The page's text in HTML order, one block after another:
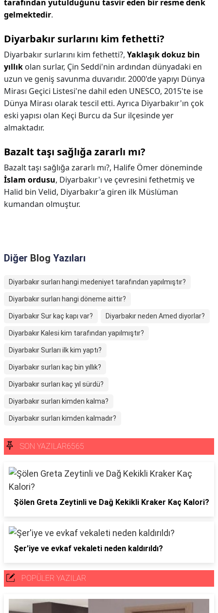
tarafından yutulduğunu tasvir eden bir resme denk
gelmektedir.
Diyarbakır surlarını kim fethetti?
Diyarbakır surlarını kim fethetti?, Yaklaşık dokuz bin
yıllık olan surlar, Çin Seddi'nin ardından dünyadaki en
uzun ve geniş savunma duvarıdır. 2000'de yapıyı Dünya
Mirası Geçici Listesi'ne dahil eden UNESCO, 2015'te ise
Dünya Mirası olarak tescil etti. Ayrıca Diyarbakır'ın çok
eski yapısı olan Keçi Burcu da Sur ilçesinde yer
almaktadır.
Bazalt taşı sağlığa zararlı mı?
Bazalt taşı sağlığa zararlı mı?, Halife Ömer döneminde
İslam ordusu, Diyarbakır'ı ve çevresini fethetmiş ve
Halid bin Velid, Diyarbakır'a giren ilk Müslüman
kumandan olmuştur.
Diğer Blog Yazıları
Diyarbakır surları hangi medeniyet tarafından yapılmıştır?
Diyarbakır surları hangi döneme aittir?
Diyarbakır Sur kaç kapı var? Diyarbakır neden Amed diyorlar?
Diyarbakır Kalesi kim tarafından yapılmıştır?
Diyarbakır Surları ilk kim yaptı?
Diyarbakır surları kaç bin yıllık?
Diyarbakır surları kaç yıl sürdü?
Diyarbakır surları kimden kalma?
Diyarbakır surları kimden kalmadır?
SON YAZILAR6565
Şölen Greta Zeytinli ve Dağ Kekikli Kraker Kaç Kalori?
Şer'iye ve evkaf vekaleti neden kaldırıldı?
POPÜLER YAZILAR